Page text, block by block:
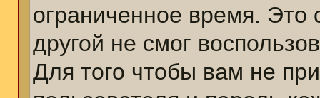
ограниченное время. Это
другой не смог
Для того чтобы вам не